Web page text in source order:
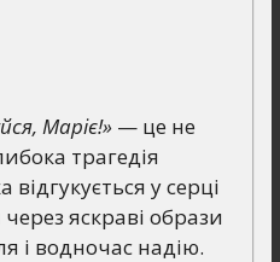
Маріє!» — це не
трагедія
у серці
яскраві образи
і водночас надію.